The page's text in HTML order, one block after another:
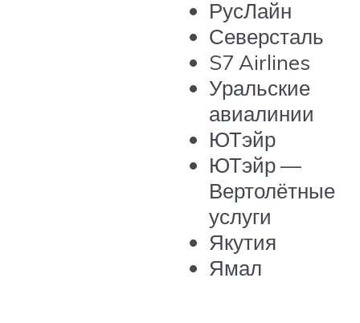
РусЛайн
Северсталь
S7 Airlines
Уральские
авиалинии
ЮТэйр
ЮТэйр —
Вертолётные
услуги
Якутия
Ямал